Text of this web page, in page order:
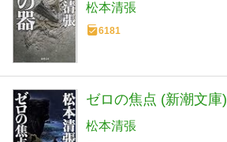
松本清張
6181
ゼロの焦点 (新潮文庫)
松本清張